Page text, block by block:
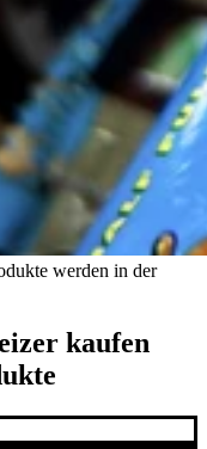
werden in der
kaufen